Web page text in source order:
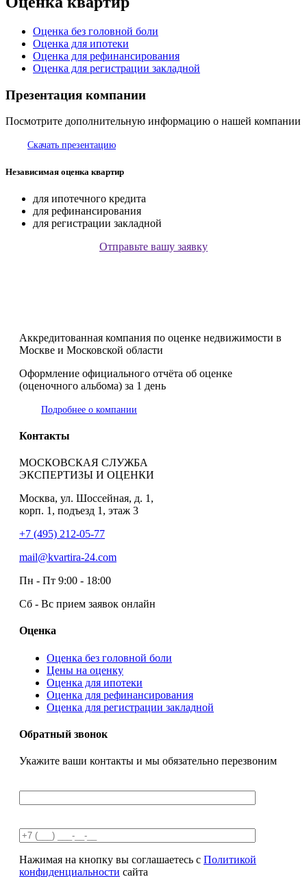
Оценка без головной боли
Оценка для ипотеки
Оценка для рефинансирования
Оценка для регистрации закладной
Презентация компании
Посмотрите дополнительную информацию о нашей компании
Скачать презентацию
Независимая оценка квартир
для ипотечного кредита
для рефинансирования
для регистрации закладной
Отправьте вашу заявку
Аккредитованная компания по оценке недвижимости в
Москве и Московской области
Оформление официального отчёта об оценке
(оценочного альбома) за 1 день
Подробнее о компании
Контакты
МОСКОВСКАЯ СЛУЖБА
ЭКСПЕРТИЗЫ И ОЦЕНКИ
Москва, ул. Шоссейная, д. 1,
корп. 1, подъезд 1, этаж 3
+7 (495) 212-05-77
mail@kvartira-24.com
Пн - Пт 9:00 - 18:00
Сб - Вс прием заявок онлайн
Оценка
Оценка без головной боли
Цены на оценку
Оценка для ипотеки
Оценка для рефинансирования
Оценка для регистрации закладной
Обратный звонок
Укажите ваши контакты и мы обязательно перезвоним
Нажимая на кнопку вы соглашаетесь с Политикой
конфиденциальности сайта